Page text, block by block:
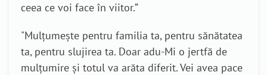
ceea ce voi face în viitor.”
"Mulțumește pentru familia ta, pentru sănătatea
ta, pentru slujirea ta. Doar adu-Mi o jertfă de
mulțumire și totul va arăta diferit. Vei avea pace